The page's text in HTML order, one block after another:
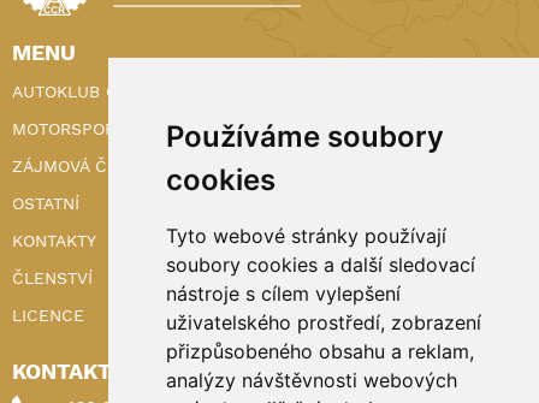
Používáme soubory
cookies
Tyto webové stránky používají
soubory cookies a další sledovací
nástroje s cílem vylepšení
uživatelského prostředí, zobrazení
přizpůsobeného obsahu a reklam,
analýzy návštěvnosti webových
MENU
AUTOKLUB ČR
MOTORSPORT
ZÁJMOVÁ ČINNOST
OSTATNÍ
KONTAKTY
ČLENSTVÍ
LICENCE
KONTAKTY